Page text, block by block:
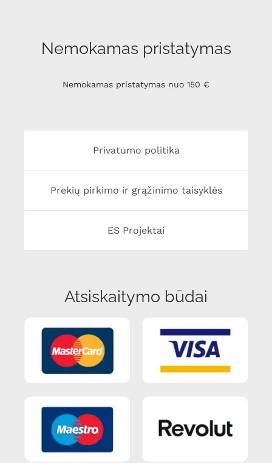
Nemokamas pristatymas
Nemokamas pristatymas nuo 150 €
Privatumo politika
Prekių pirkimo ir grąžinimo taisyklės
ES Projektai
Atsiskaitymo būdai